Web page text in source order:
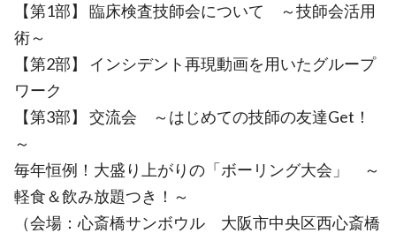
【第1部】 臨床検査技師会について ～技師会活用
術～
【第2部】 インシデント再現動画を用いたグループ
ワーク
【第3部】 交流会 ～はじめての技師の友達Get！
～
毎年恒例！大盛り上がりの「ボーリング大会」 ～
軽食＆飲み放題つき！～
（会場：心斎橋サンボウル 大阪市中央区西心斎橋